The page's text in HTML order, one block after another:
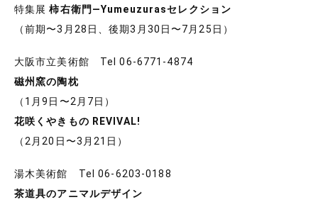
特集展柿右衛門―Yumeuzurasセレクション
（前期〜3月28日、後期3月30日〜7月25日）
大阪市立美術館 Tel 06-6771-4874
磁州窯の陶枕
（1月9日〜2月7日）
花咲くやきもの REVIVAL!
（2月20日〜3月21日）
湯木美術館 Tel 06-6203-0188
茶道具のアニマルデザイン